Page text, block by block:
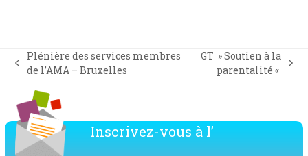
previous
Plénière des services membres
de l’AMA – Bruxelles
GT » Soutien à la
parentalité «
Inscrivez-vous à l’